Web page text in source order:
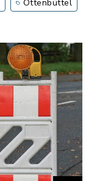
Ottenbüttel